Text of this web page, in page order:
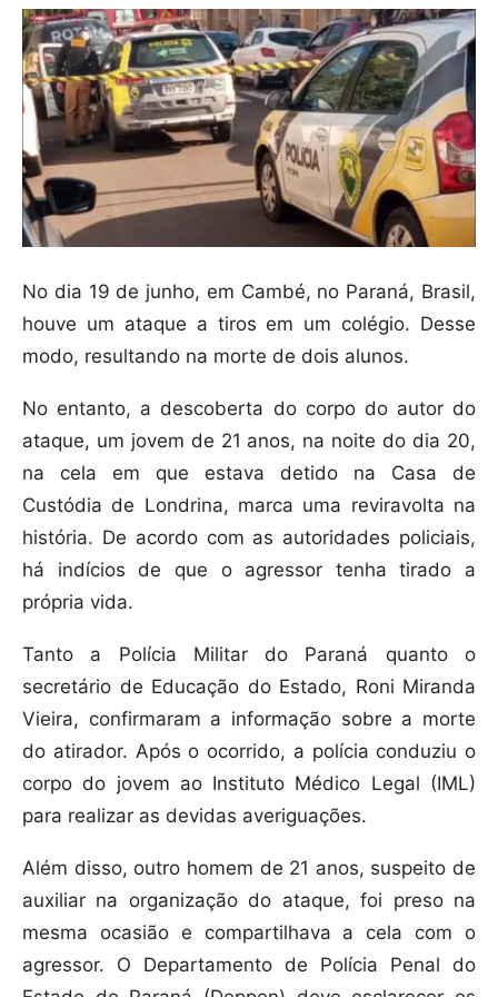
No dia 19 de junho, em Cambé, no Paraná, Brasil,
houve um ataque a tiros em um colégio. Desse
modo, resultando na morte de dois alunos.
No entanto, a descoberta do corpo do autor do
ataque, um jovem de 21 anos, na noite do dia 20,
na cela em que estava detido na Casa de
Custódia de Londrina, marca uma reviravolta na
história. De acordo com as autoridades policiais,
há indícios de que o agressor tenha tirado a
própria vida.
Tanto a Polícia Militar do Paraná quanto o
secretário de Educação do Estado, Roni Miranda
Vieira, confirmaram a informação sobre a morte
do atirador. Após o ocorrido, a polícia conduziu o
corpo do jovem ao Instituto Médico Legal (IML)
para realizar as devidas averiguações.
Além disso, outro homem de 21 anos, suspeito de
auxiliar na organização do ataque, foi preso na
mesma ocasião e compartilhava a cela com o
agressor. O Departamento de Polícia Penal do